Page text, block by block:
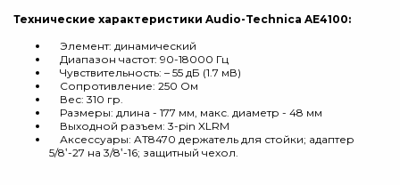
Технические характеристики Audio-Technica AE4100:
Элемент: динамический
Диапазон частот: 90-18000 Гц
Чувствительность: – 55 дБ (1.7 мВ)
Сопротивление: 250 Ом
Вес: 310 гр.
Размеры: длина - 177 мм, макс. диаметр - 48 мм
Выходной разъем: 3-pin XLRМ
Аксессуары: AT8470 держатель для стойки; адаптер
5/8‛-27 на 3/8‛-16; защитный чехол.